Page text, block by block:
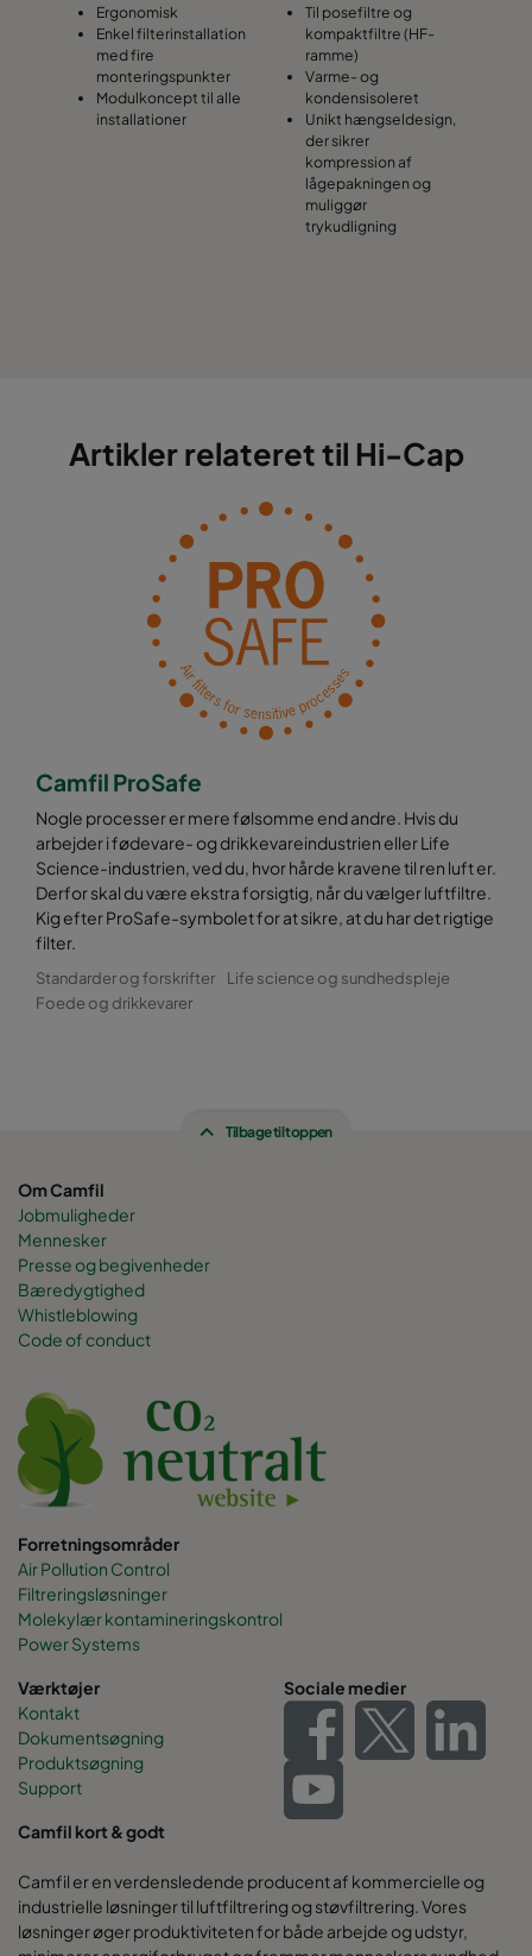
Ergonomisk
Enkel filterinstallation
med fire
monteringspunkter
Modulkoncept til alle
installationer
Til posefiltre og
kompaktfiltre (HF-
ramme)
Varme- og
kondensisoleret
Unikt hængseldesign,
der sikrer
kompression af
lågepakningen og
muliggør
trykudligning
Artikler relateret til Hi-Cap
Camfil ProSafe
Nogle processer er mere følsomme end andre. Hvis du
arbejder i fødevare- og drikkevareindustrien eller Life
Science-industrien, ved du, hvor hårde kravene til ren luft er.
Derfor skal du være ekstra forsigtig, når du vælger luftfiltre.
Kig efter ProSafe-symbolet for at sikre, at du har det rigtige
filter.
Standarder og forskrifter
Life science og sundhedspleje
Foede og drikkevarer
Tilbage til toppen
Om Camfil
Jobmuligheder
Mennesker
Presse og begivenheder
Bæredygtighed
Whistleblowing
Code of conduct
Forretningsområder
Air Pollution Control
Filtreringsløsninger
Molekylær kontamineringskontrol
Power Systems
Værktøjer
Kontakt
Dokumentsøgning
Produktsøgning
Support
Sociale medier
Camfil kort & godt
Camfil er en verdensledende producent af kommercielle og
industrielle løsninger til luftfiltrering og støvfiltrering. Vores
løsninger øger produktiviteten for både arbejde og udstyr,